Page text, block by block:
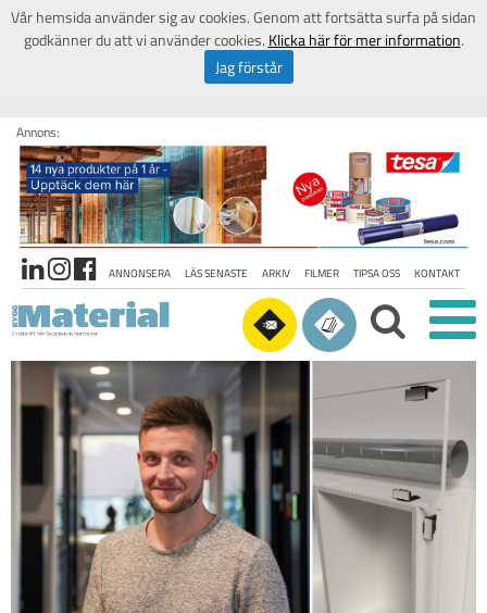
Annons:
ANNONSERA LÄS SENASTE ARKIV FILMER TIPSA OSS KONTAKT
Vår hemsida använder sig av cookies. Genom att fortsätta surfa på sidan
godkänner du att vi använder cookies. Klicka här för mer information.
Jag förstår